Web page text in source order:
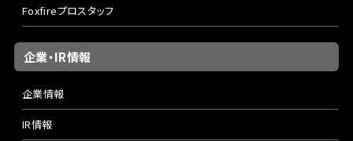
Foxfireプロスタッフ
企業・IR情報
企業情報
IR情報